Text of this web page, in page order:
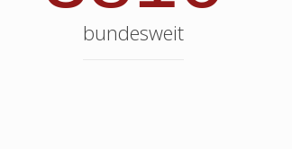
bundesweit